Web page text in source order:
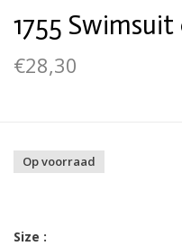
1755
€28,30
Op voorraad
Size :